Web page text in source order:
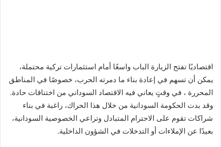
اقتصاديًا تفتح الزيارة الباب واسعًا أمام استثمارات تركية محتملة،
يمكن أن تسهم في إعادة بناء ما دمرته الحرب، خصوصًا في المناطق
المحررة ، في وقتٍ يعاني فيه الاقتصاد السوداني من اختناقات حادة.
وقد بدت الحكومة السودانية من خلال هذا الحراك، راغبة في بناء
شراكات تقوم على الاحترام المتبادل وتراعي الخصوصية السودانية،
بعيدًا عن الإملاءات أو التدخلات في الشؤون الداخلية.